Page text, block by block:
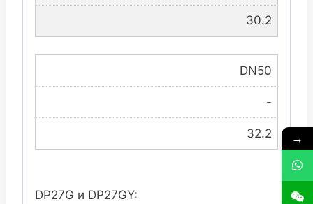
30.2
DN50
-
32.2
DP27G и DP27GY:
→